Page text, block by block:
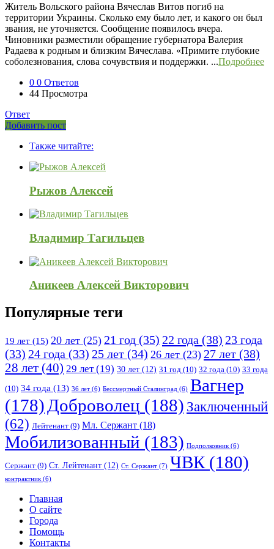
Житель Вольского района Вячеслав Витов погиб на
территории Украины. Сколько ему было лет, и какого он был
звания, не уточняется. Сообщение появилось вчера.
Чиновники разместили обращение губернатора Валерия
Радаева к родным и близким Вячеслава. «Примите глубокие
соболезнования, слова сочувствия и поддержки. ...Подробнее
0 0 Ответов
44 Просмотра
Ответ
Боковая
Добавить пост
120x600Также читайте:
Рыжов Алексей
Владимир Тагильцев
Аникеев Алексей Викторович
Популярные теги
19 лет (15) 20 лет (25) 21 год (35) 22 года (38) 23 года
(33) 24 года (33) 25 лет (34) 26 лет (23) 27 лет (38)
28 лет (40) 29 лет(19) 30 лет (12) 31 год (10) 32 года (10) 33 года
(10) 34 года (13) 36 лет (6) Бессмертный Сталинград (6) Вагнер
(178) Доброволец (188) Заключенный
(62) Лейтенант (9) Мл. Сержант (18)
Мобилизованный (183) Подполковник(6)
Сержант (9) Ст. Лейтенант (12) Ст. Сержант (7) ЧВК (180)
контрактник(6)
Исследовать
Главная
О сайте
Города
Помощь
Контакты